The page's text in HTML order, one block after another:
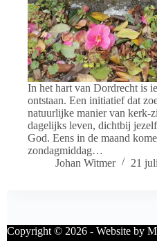
In het hart van Dordrecht is
ontstaan. Een initiatief dat
natuurlijke manier van kerk-
dagelijks leven, dichtbij
God. Eens in de maand
zondagmiddag…
Johan Witmer
21
Copyright © 2026 - Website by